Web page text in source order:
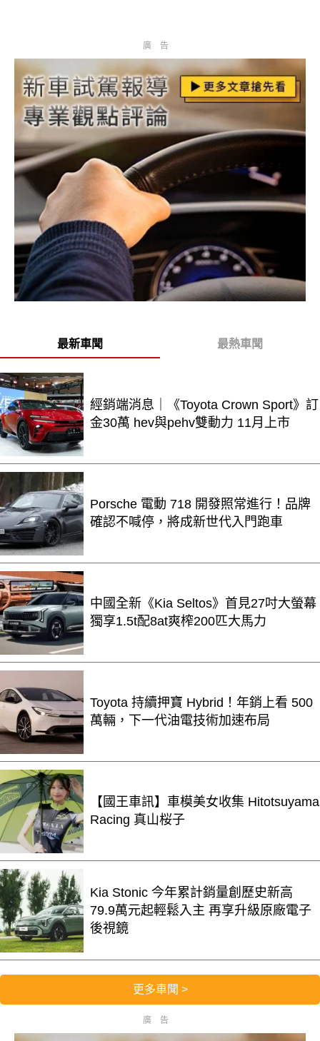
廣告
最新車聞 最熱車聞
經銷端消息｜《Toyota Crown Sport》訂
金30萬 hev與pehv雙動力 11月上市
Porsche 電動 718 開發照常進行！品牌
確認不喊停，將成新世代入門跑車
中國全新《Kia Seltos》首見27吋大螢幕
獨享1.5t配8at爽榨200匹大馬力
Toyota 持續押寶 Hybrid！年銷上看 500
萬輛，下一代油電技術加速布局
【國王車訊】車模美女收集 Hitotsuyama
Racing 真山桜子
Kia Stonic 今年累計銷量創歷史新高
79.9萬元起輕鬆入主 再享升級原廠電子
後視鏡
更多車聞 >
廣告